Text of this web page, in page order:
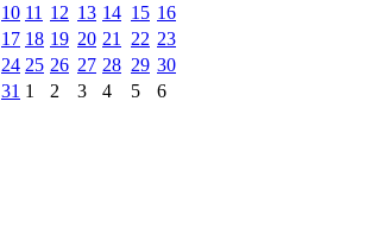
10 11 12 13 14 15 16
17 18 19 20 21 22 23
24 25 26 27 28 29 30
31 1 2 3 4 5 6